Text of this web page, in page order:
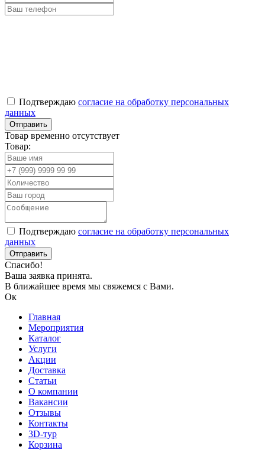
Подтверждаю согласие на обработку персональных
данных
Товар временно отсутствует
Товар:
Подтверждаю согласие на обработку персональных
данных
Спасибо!
Ваша заявка принята.
В ближайшее время мы свяжемся с Вами.
Ок
Главная
Мероприятия
Каталог
Услуги
Акции
Доставка
Статьи
О компании
Вакансии
Отзывы
Контакты
3D-тур
Корзина